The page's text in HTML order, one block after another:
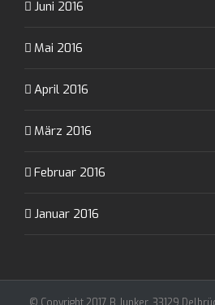
Juni 2016
Mai 2016
April 2016
März 2016
Februar 2016
Januar 2016